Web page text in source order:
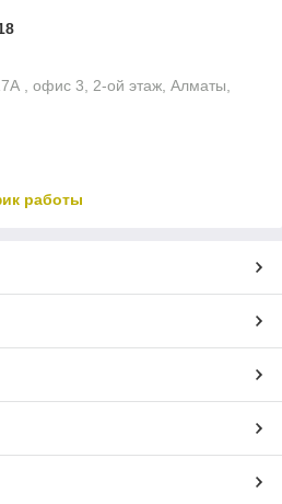
, офис 3, 2-ой этаж, Алматы,
работы